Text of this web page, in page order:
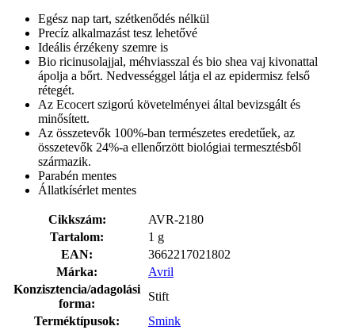
Egész nap tart, szétkenődés nélkül
Precíz alkalmazást tesz lehetővé
Ideális érzékeny szemre is
Bio ricinusolajjal, méhviasszal és bio shea vaj kivonattal
ápolja a bőrt. Nedvességgel látja el az epidermisz felső
rétegét.
Az Ecocert szigorú követelményei által bevizsgált és
minősített.
Az összetevők 100%-ban természetes eredetűek, az
összetevők 24%-a ellenőrzött biológiai termesztésből
származik.
Parabén mentes
Állatkísérlet mentes
Cikkszám:
AVR-2180
Tartalom:
1 g
EAN:
3662217021802
Márka:
Avril
Konzisztencia/adagolási
forma:
Stift
Terméktípusok:
Smink